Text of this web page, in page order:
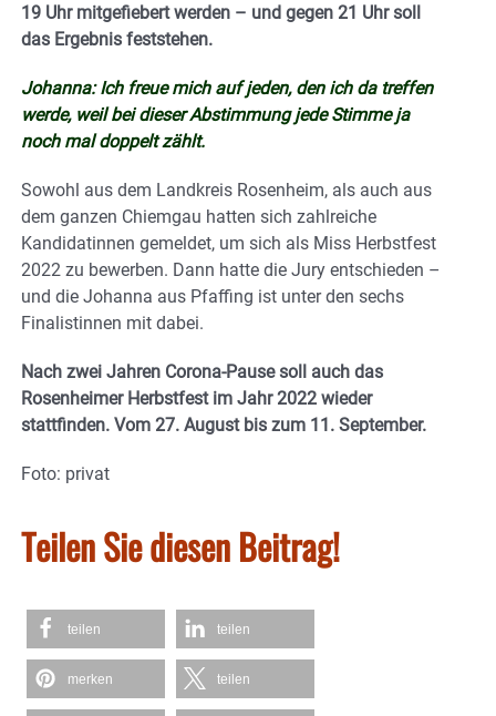
19 Uhr mitgefiebert werden – und gegen 21 Uhr soll
das Ergebnis feststehen.
Johanna: Ich freue mich auf jeden, den ich da treffen
werde, weil bei dieser Abstimmung jede Stimme ja
noch mal doppelt zählt.
Sowohl aus dem Landkreis Rosenheim, als auch aus
dem ganzen Chiemgau hatten sich zahlreiche
Kandidatinnen gemeldet, um sich als Miss Herbstfest
2022 zu bewerben. Dann hatte die Jury entschieden –
und die Johanna aus Pfaffing ist unter den sechs
Finalistinnen mit dabei.
Nach zwei Jahren Corona-Pause soll auch das
Rosenheimer Herbstfest im Jahr 2022 wieder
stattfinden. Vom 27. August bis zum 11. September.
Foto: privat
Teilen Sie diesen Beitrag!
teilen teilen
merken teilen